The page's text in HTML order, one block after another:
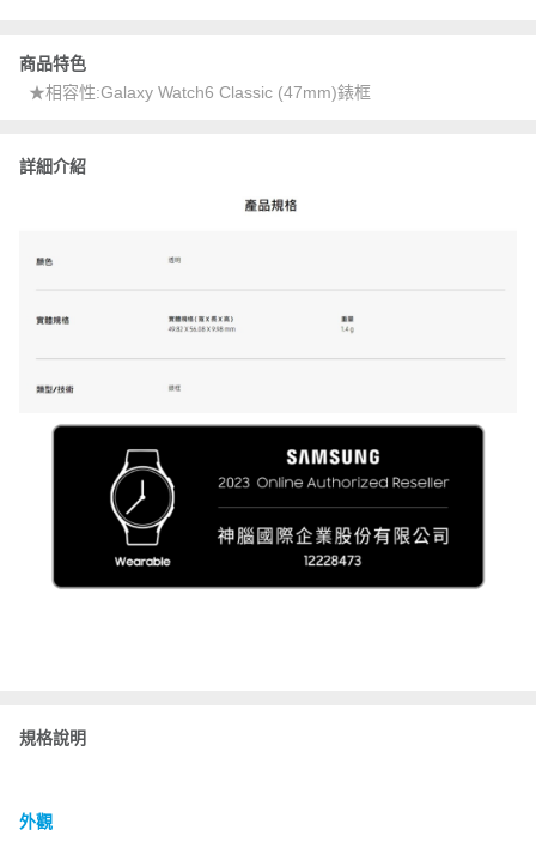
商品特色
★相容性:Galaxy Watch6 Classic (47mm)錶框
詳細介紹
規格說明
外觀